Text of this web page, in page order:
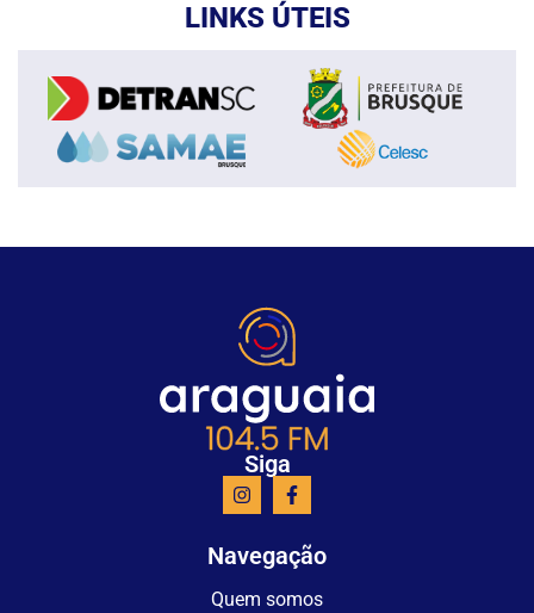
LINKS ÚTEIS
Siga
Navegação
Quem somos